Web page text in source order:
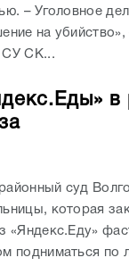
– Уголовное
на
СУ СК...
суд
которая
«Яндекс.Еду»
подниматься по